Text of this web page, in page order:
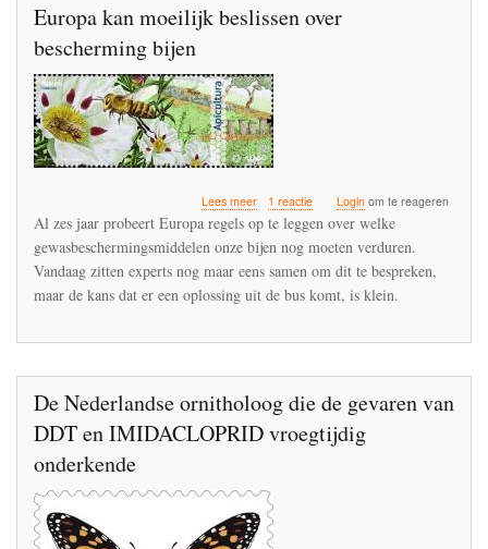
Europa kan moeilijk beslissen over
bescherming bijen
Lees meerover
Europa
kan
moeilijk
beslissen
over
1 reactie Loginom te reageren
Al zes jaar probeert Europa regels op te leggen over welke
gewasbeschermingsmiddelen onze bijen nog moeten verduren.
Vandaag zitten experts nog maar eens samen om dit te bespreken,
maar de kans dat er een oplossing uit de bus komt, is klein.
De Nederlandse ornitholoog die de gevaren van
DDT en IMIDACLOPRID vroegtijdig
onderkende